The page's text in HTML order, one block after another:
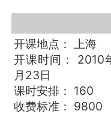
开课地点： 上海
开课时间： 2010
月23日
课时安排： 160
收费标准： 9800